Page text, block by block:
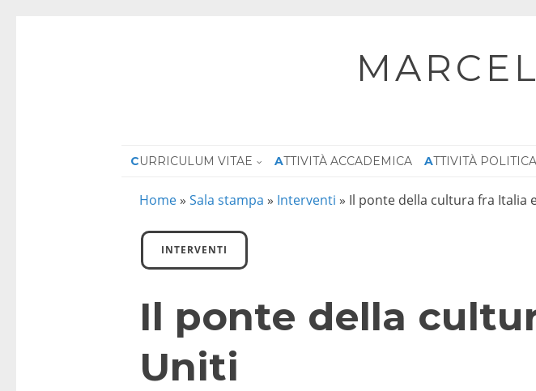
CURRICULUM VITAE ATTIVITÀ ACCADEMICA ATTIVITÀ POLITICA
Home » Sala stampa » Interventi » Il ponte della cultura fra Italia
INTERVENTI
Il ponte della
Uniti